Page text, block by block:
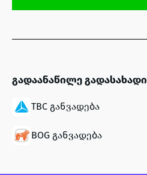
გადაანაწილე გადასახადი
TBC განვადება
BOG განვადება